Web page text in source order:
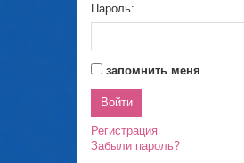
Пароль:
запомнить меня
Регистрация
Забыли пароль?